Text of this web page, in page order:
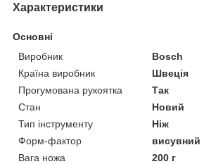
Характеристики
Основні
Виробник
Bosch
Країна виробник
Швеція
Прогумована рукоятка
Так
Стан
Новий
Тип інструменту
Ніж
Форм-фактор
висувний
Вага ножа
200 г